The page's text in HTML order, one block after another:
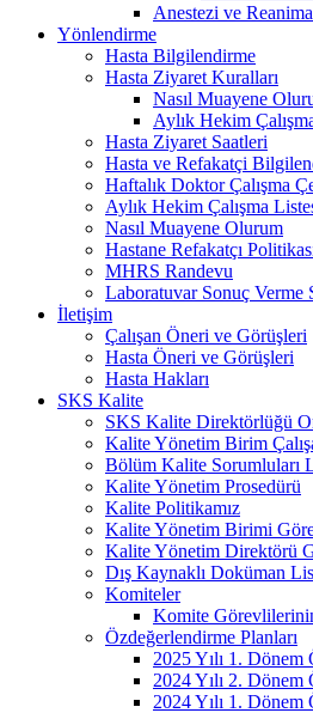
Anestezi ve
Yönlendirme
Hasta Bilgilendirme
Hasta Ziyaret Kuralları
Nasıl Muayene
Aylık Hekim
Hasta Ziyaret Saatleri
Hasta ve Refakatçi
Haftalık Doktor Çalışma
Aylık Hekim Çalışma
Nasıl Muayene Olurum
Hastane Refakatçı
MHRS Randevu
Laboratuvar Sonuç Verme
İletişim
Çalışan Öneri ve Görüşleri
Hasta Öneri ve Görüşleri
Hasta Hakları
SKS Kalite
SKS Kalite Direktörlüğü
Kalite Yönetim Birim
Bölüm Kalite Sorumluları
Kalite Yönetim Prosedürü
Kalite Politikamız
Kalite Yönetim Birimi
Kalite Yönetim Direktörü
Dış Kaynaklı Doküman
Komiteler
Komite
Özdeğerlendirme Planları
2025 Yılı 1.
2024 Yılı 2.
2024 Yılı 1.